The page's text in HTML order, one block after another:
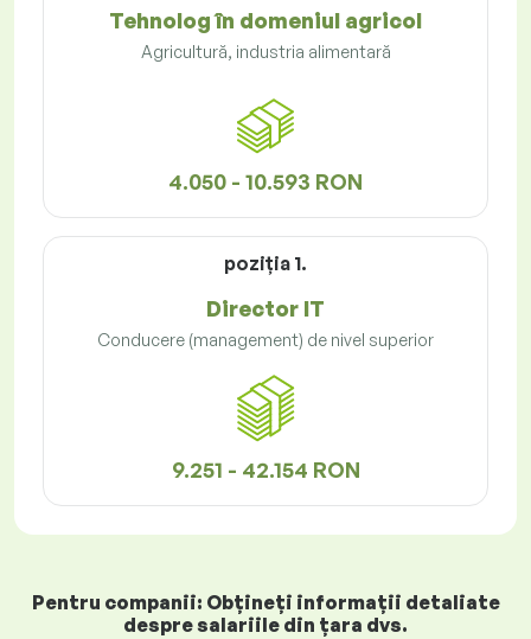
Tehnolog în domeniul agricol
Agricultură, industria alimentară
4.050 - 10.593 RON
poziţia 1.
Director IT
Conducere (management) de nivel superior
9.251 - 42.154 RON
Pentru companii: Obțineți informații detaliate
despre salariile din țara dvs.